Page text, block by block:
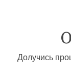
Долучись